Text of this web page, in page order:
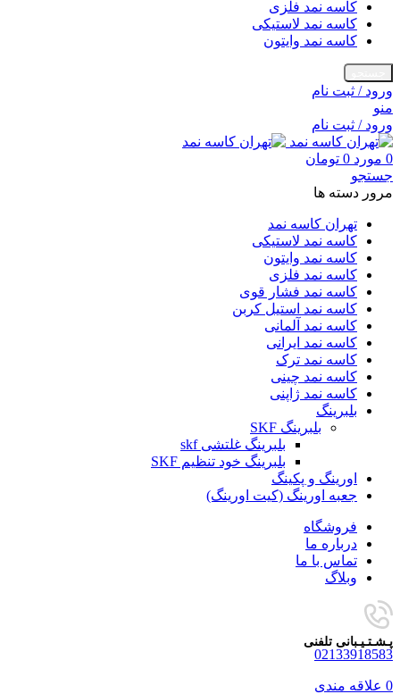
کاسه نمد فلزی
کاسه نمد لاستیکی
کاسه نمد وایتون
ورود / ثبت نام
منو
ورود / ثبت نام
0 مورد 0 تومان
جستجو
مرور دسته ها
تهران کاسه نمد
کاسه نمد لاستیکی
کاسه نمد وایتون
کاسه نمد فلزی
کاسه نمد فشار قوی
کاسه نمد استیل کربن
کاسه نمد آلمانی
کاسه نمد ایرانی
کاسه نمد ترک
کاسه نمد چینی
کاسه نمد ژاپنی
بلبرینگ
بلبرینگ SKF
بلبرینگ غلتشی skf
بلبرینگ خود تنظیم SKF
اورینگ و پکینگ
جعبه اورینگ (کیت اورینگ)
فروشگاه
درباره ما
تماس با ما
وبلاگ
پـشـتـیـبانی تلفنی
02133918583
0 علاقه مندی